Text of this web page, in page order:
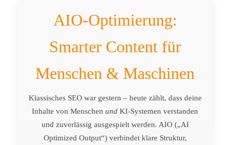
AIO-Optimierung:
Smarter Content für
Menschen & Maschinen
Klassisches SEO war gestern – heute zählt, dass deine
Inhalte von Menschen und KI-Systemen verstanden
und zuverlässig ausgespielt werden. AIO („AI
Optimized Output“) verbindet klare Struktur,